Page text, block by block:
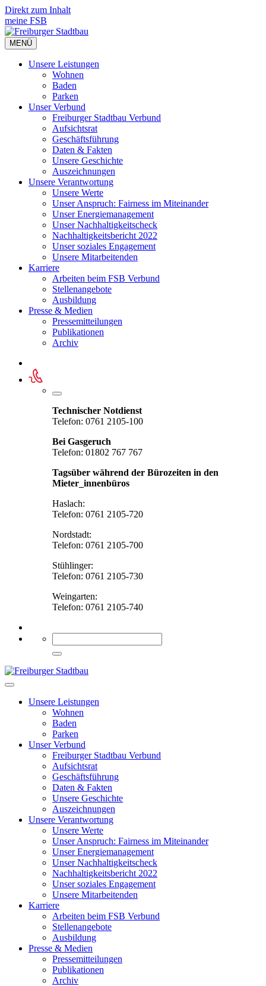
Direkt zum Inhalt
meine FSB
MENÜ
Unsere Leistungen
Wohnen
Baden
Parken
Unser Verbund
Freiburger Stadtbau Verbund
Aufsichtsrat
Geschäftsführung
Daten & Fakten
Unsere Geschichte
Auszeichnungen
Unsere Verant­wortung
Unsere Werte
Unser Anspruch: Fairness im Miteinander
Unser Energiemanagement
Unser Nachhaltigkeitscheck
Nachhaltigkeitsbericht 2022
Unser soziales Engagement
Unsere Mitarbeitenden
Karriere
Arbeiten beim FSB Verbund
Stellenangebote
Ausbildung
Presse & Medien
Pressemitteilungen
Publikationen
Archiv
Technischer Notdienst
Telefon: 0761 2105-100
Bei Gasgeruch
Telefon: 01802 767 767
Tagsüber während der Bürozeiten in den
Mieter_innenbüros
Haslach:
Telefon: 0761 2105-720
Nordstadt:
Telefon: 0761 2105-700
Stühlinger:
Telefon: 0761 2105-730
Weingarten:
Telefon: 0761 2105-740
Unsere Leistungen
Wohnen
Baden
Parken
Unser Verbund
Freiburger Stadtbau Verbund
Aufsichtsrat
Geschäftsführung
Daten & Fakten
Unsere Geschichte
Auszeichnungen
Unsere Verant­wortung
Unsere Werte
Unser Anspruch: Fairness im Miteinander
Unser Energiemanagement
Unser Nachhaltigkeitscheck
Nachhaltigkeitsbericht 2022
Unser soziales Engagement
Unsere Mitarbeitenden
Karriere
Arbeiten beim FSB Verbund
Stellenangebote
Ausbildung
Presse & Medien
Pressemitteilungen
Publikationen
Archiv